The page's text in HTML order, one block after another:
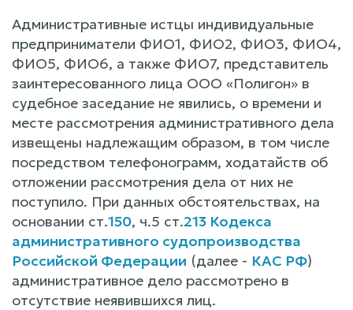
Административные истцы индивидуальные
предприниматели ФИО1, ФИО2, ФИО3, ФИО4,
ФИО5, ФИО6, а также ФИО7, представитель
заинтересованного лица ООО «Полигон» в
судебное заседание не явились, о времени и
месте рассмотрения административного дела
извещены надлежащим образом, в том числе
посредством телефонограмм, ходатайств об
отложении рассмотрения дела от них не
поступило. При данных обстоятельствах, на
основании ст.150, ч.5 ст.213 Кодекса
административного судопроизводства
Российской Федерации (далее - КАС РФ)
административное дело рассмотрено в
отсутствие неявившихся лиц.